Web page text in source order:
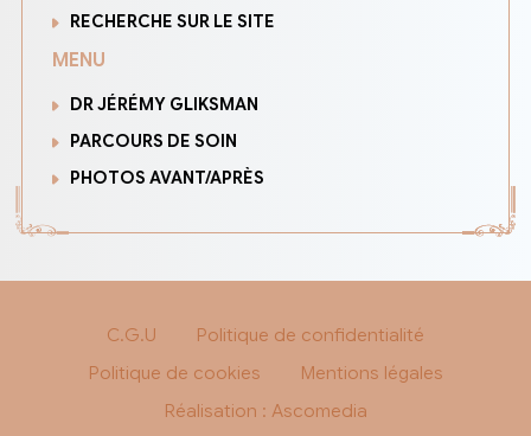
RECHERCHE SUR LE SITE
MENU
DR JÉRÉMY GLIKSMAN
PARCOURS DE SOIN
PHOTOS AVANT/APRÈS
C.G.U
Politique de confidentialité
Politique de cookies
Mentions légales
Réalisation : Ascomedia